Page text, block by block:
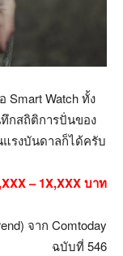
Smart Watch ทั้ง
กสถิติการปั่นของ
แรงบันดาลก็ได้ครับ
– 1X,XXX บาท
จาก Comtoday
ฉบับที่ 546